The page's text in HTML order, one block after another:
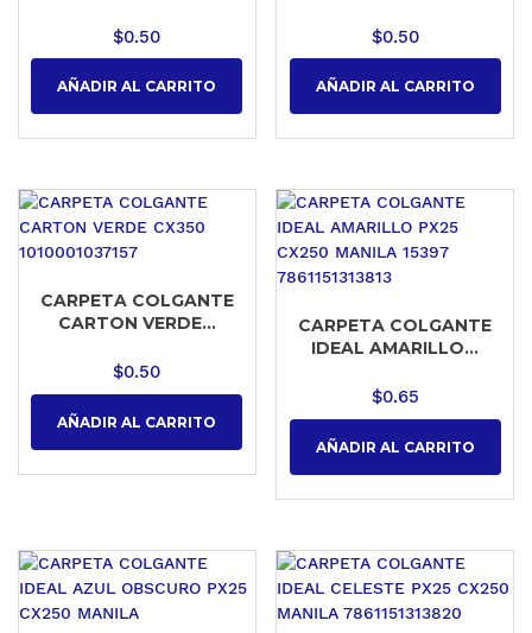
$0.50
AÑADIR AL CARRITO
$0.50
AÑADIR AL CARRITO
CARPETA COLGANTE
CARTON VERDE...
$0.50
AÑADIR AL CARRITO
CARPETA COLGANTE
IDEAL AMARILLO...
$0.65
AÑADIR AL CARRITO